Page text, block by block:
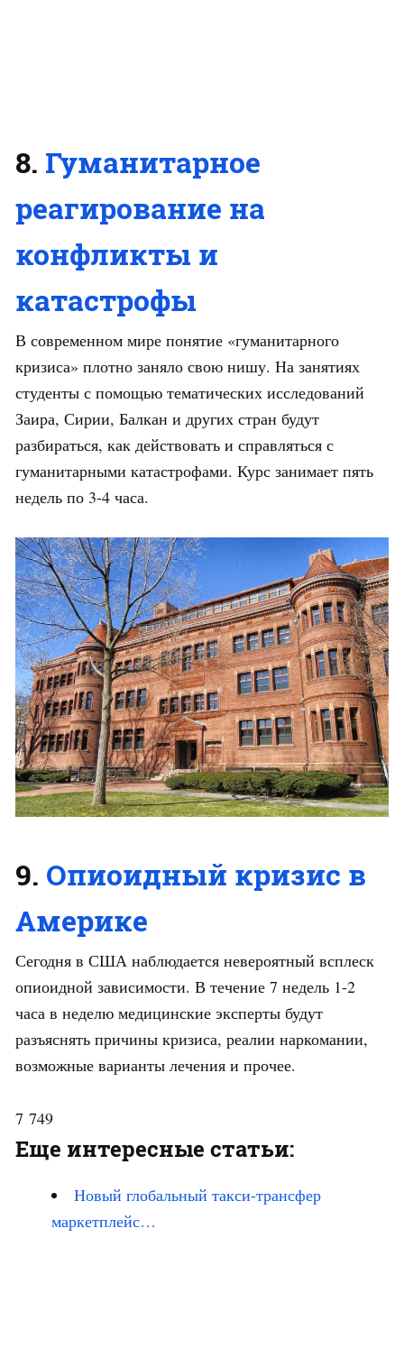
8. Гуманитарное
реагирование на
конфликты и
катастрофы
В современном мире понятие «гуманитарного
кризиса» плотно заняло свою нишу. На занятиях
студенты с помощью тематических исследований
Заира, Сирии, Балкан и других стран будут
разбираться, как действовать и справляться с
гуманитарными катастрофами. Курс занимает пять
недель по 3-4 часа.
9. Опиоидный кризис в
Америке
Сегодня в США наблюдается невероятный всплеск
опиоидной зависимости. В течение 7 недель 1-2
часа в неделю медицинские эксперты будут
разъяснять причины кризиса, реалии наркомании,
возможные варианты лечения и прочее.
7 749
Еще интересные статьи:
Новый глобальный такси-трансфер
маркетплейс…